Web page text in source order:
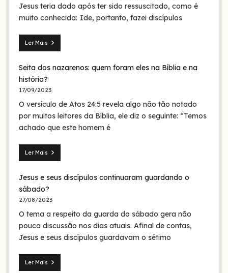
Jesus teria dado após ter sido ressuscitado, como é
muito conhecida: Ide, portanto, fazei discípulos
Ler Mais
Mateus
O
batismo
de
era
em
nome
Seita dos nazarenos: quem foram eles na Bíblia e na
história?
17/09/2023
O versículo de Atos 24:5 revela algo não tão notado
por muitos leitores da Bíblia, ele diz o seguinte: “Temos
achado que este homem é
Ler Mais
Seita
nazarenos:
quem
foram
na
Bíblia
Jesus e seus discípulos continuaram guardando o
sábado?
27/08/2023
O tema a respeito da guarda do sábado gera não
pouca discussão nos dias atuais. Afinal de contas,
Jesus e seus discípulos guardavam o sétimo
Ler Mais
Jesus